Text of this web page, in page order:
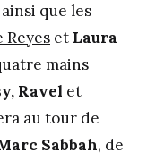
ainsi que les
Reyes et Laura
mains
Ravel et
au tour de
Sabbah, de